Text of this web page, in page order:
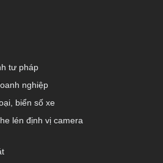
tư pháp
nghiệp
biển số xe
lén định vị camera